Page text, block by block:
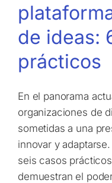
de ideas:
prácticos
En el panorama
organizaciones de
sometidas a una
innovar y
seis casos
demuestran el